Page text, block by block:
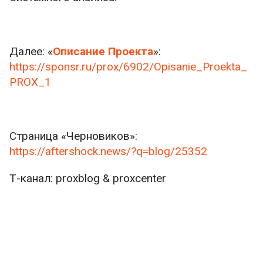
Далее: «Описание Проекта»:
https://sponsr.ru/prox/6902/Opisanie_Proekta_
PROX_1
Страница «Черновиков»:
https://aftershock.news/?q=blog/25352
Т-канал: proxblog & proxcenter